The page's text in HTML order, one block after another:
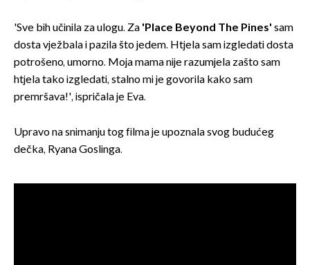
'Sve bih učinila za ulogu. Za 'Place Beyond The Pines' sam
dosta vježbala i pazila što jedem. Htjela sam izgledati dosta
potrošeno, umorno. Moja mama nije razumjela zašto sam
htjela tako izgledati, stalno mi je govorila kako sam
premršava!', ispričala je Eva.
Upravo na snimanju tog filma je upoznala svog budućeg
dečka, Ryana Goslinga.